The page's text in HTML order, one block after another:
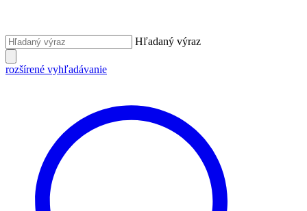
Hľadaný výraz
rozšírené vyhľadávanie